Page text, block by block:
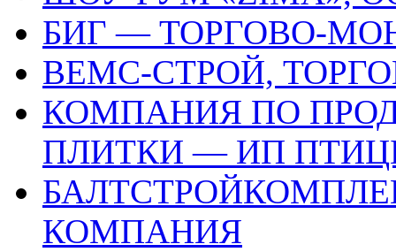
БИГ — ТОРГОВО-
ВЕМС-СТРОЙ,
КОМПАНИЯ ПО
ПЛИТКИ — ИП
КОМПАНИЯ